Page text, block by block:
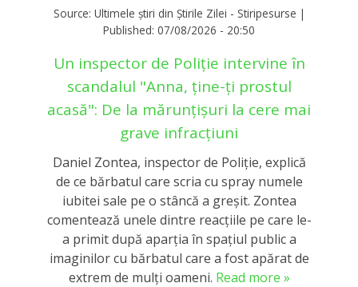
Source: Ultimele știri din Știrile Zilei - Stiripesurse |
Published: 07/08/2026 - 20:50
Un inspector de Poliție intervine în
scandalul "Anna, ține-ți prostul
acasă": De la mărunțișuri la cere mai
grave infracțiuni
Daniel Zontea, inspector de Poliţie, explică
de ce bărbatul care scria cu spray numele
iubitei sale pe o stâncă a greșit. Zontea
comentează unele dintre reacţiile pe care le-
a primit după aparţia în spaţiul public a
imaginilor cu bărbatul care a fost apărat de
extrem de mulți oameni. Read more »